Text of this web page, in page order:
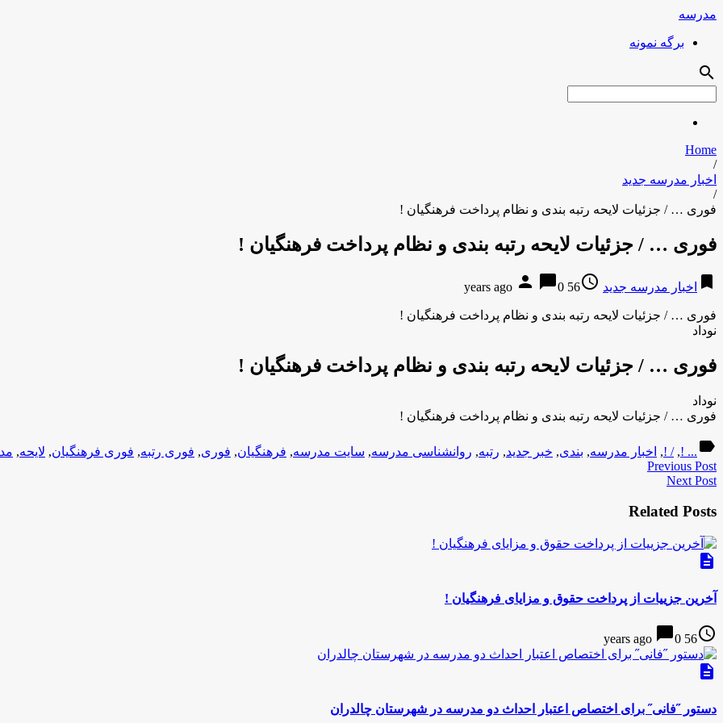
مدرسه
برگه نمونه
search
Home
/
اخبار مدرسه جدید
/
فوری … / جزئیات لایحه رتبه بندی و نظام پرداخت فرهنگیان !
فوری … / جزئیات لایحه رتبه بندی و نظام پرداخت فرهنگیان !
bookmark اخبار مدرسه جدید access_time
56 years ago
person chat_bubble0
فوری … / جزئیات لایحه رتبه بندی و نظام پرداخت فرهنگیان !
نوداد
فوری … / جزئیات لایحه رتبه بندی و نظام پرداخت فرهنگیان !
نوداد
فوری … / جزئیات لایحه رتبه بندی و نظام پرداخت فرهنگیان !
label
... !
,
/ !
, اخبار مدرسه, بندی, خبر جدید, رتبه, روانشناسی مدرسه, سایت مدرسه, فرهنگیان, فوری, فوری رتبه, فوری فرهنگیان, لایحه,
Previous Post
Next Post
Related Posts
description
آخرین جزییات از پرداخت حقوق و مزایای فرهنگیان !
access_time
56 years ago
chat_bubble0
description
دستور ˝فانی˝ برای اختصاص اعتبار احداث دو مدرسه در شهرستان چالدران